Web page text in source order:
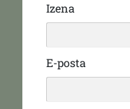
Izena
E-posta